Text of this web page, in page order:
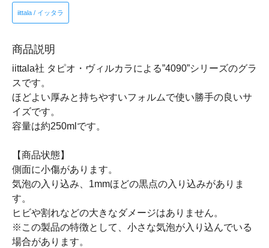
iittala / イッタラ
商品説明
iittala社 タピオ・ヴィルカラによる”4090”シリーズのグラ
スです。
ほどよい厚みと持ちやすいフォルムで使い勝手の良いサ
イズです。
容量は約250mlです。
【商品状態】
側面に小傷があります。
気泡の入り込み、1mmほどの黒点の入り込みがありま
す。
ヒビや割れなどの大きなダメージはありません。
※この製品の特徴として、小さな気泡が入り込んでいる
場合があります。